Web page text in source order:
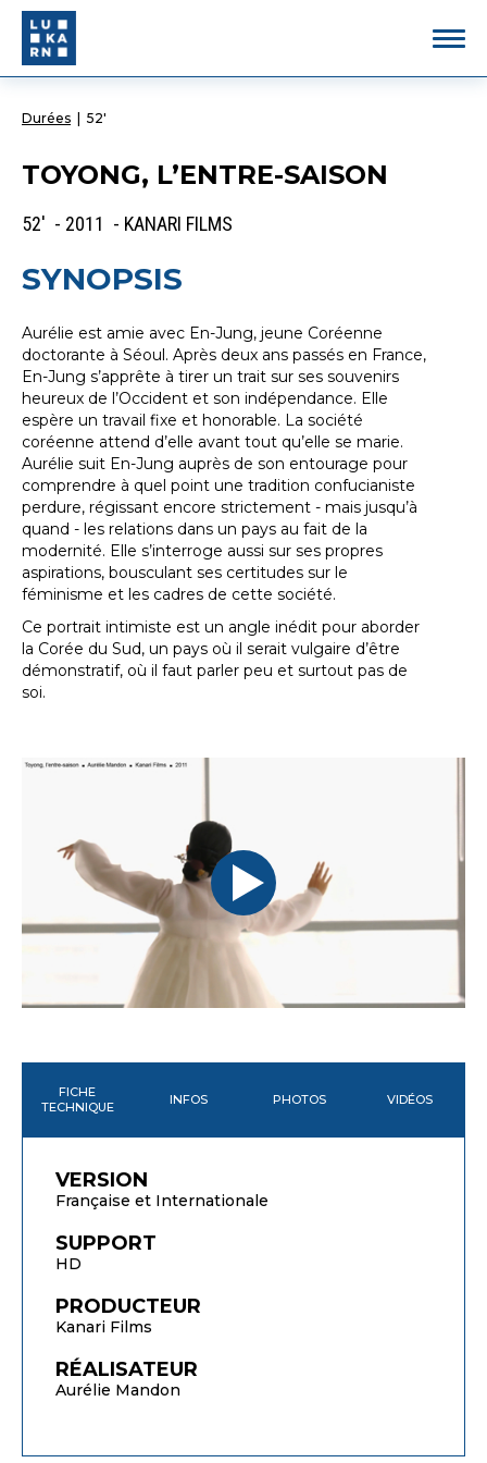
Durées 52'
TOYONG, L’ENTRE-SAISON
52' - 2011 - KANARI FILMS
SYNOPSIS
Aurélie est amie avec En-Jung, jeune Coréenne
doctorante à Séoul. Après deux ans passés en France,
En-Jung s’apprête à tirer un trait sur ses souvenirs
heureux de l’Occident et son indépendance. Elle
espère un travail fixe et honorable. La société
coréenne attend d’elle avant tout qu’elle se marie.
Aurélie suit En-Jung auprès de son entourage pour
comprendre à quel point une tradition confucianiste
perdure, régissant encore strictement - mais jusqu’à
quand - les relations dans un pays au fait de la
modernité. Elle s’interroge aussi sur ses propres
aspirations, bousculant ses certitudes sur le
féminisme et les cadres de cette société.
Ce portrait intimiste est un angle inédit pour aborder
la Corée du Sud, un pays où il serait vulgaire d’être
démonstratif, où il faut parler peu et surtout pas de
soi.
FICHE
TECHNIQUE
INFOS PHOTOS VIDÉOS
VERSION
Française et Internationale
SUPPORT
HD
PRODUCTEUR
Kanari Films
RÉALISATEUR
Aurélie Mandon